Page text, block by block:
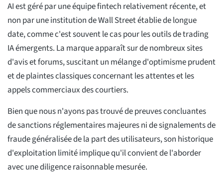
AI est géré par une équipe fintech relativement récente, et
non par une institution de Wall Street établie de longue
date, comme c'est souvent le cas pour les outils de trading
IA émergents. La marque apparaît sur de nombreux sites
d'avis et forums, suscitant un mélange d'optimisme prudent
et de plaintes classiques concernant les attentes et les
appels commerciaux des courtiers.
Bien que nous n'ayons pas trouvé de preuves concluantes
de sanctions réglementaires majeures ni de signalements de
fraude généralisée de la part des utilisateurs, son historique
d'exploitation limité implique qu'il convient de l'aborder
avec une diligence raisonnable mesurée.